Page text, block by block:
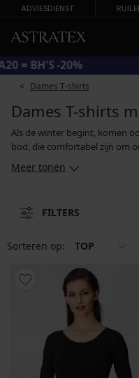
ADVIESDIENST
Dames T-shirts
Dames T-shirts
Als de winter begint, komen
bod, die comfortabel zijn om
in combinatie met jeans,
uitsnijdingen. En tijdens de
Meer tonen
FILTERS
Sorteren op: TOP